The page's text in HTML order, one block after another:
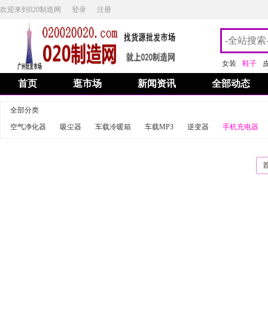
欢迎来到020制造网 登录 注册
女装 鞋子
首页 逛市场 新闻资讯 全部动态
全部分类
空气净化器
吸尘器 车载冷暖箱 车载MP3 逆变器 手机充电器